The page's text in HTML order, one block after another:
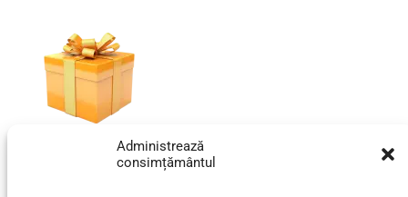
Administrează
consimțământul
Cadoul tău de bun venit te